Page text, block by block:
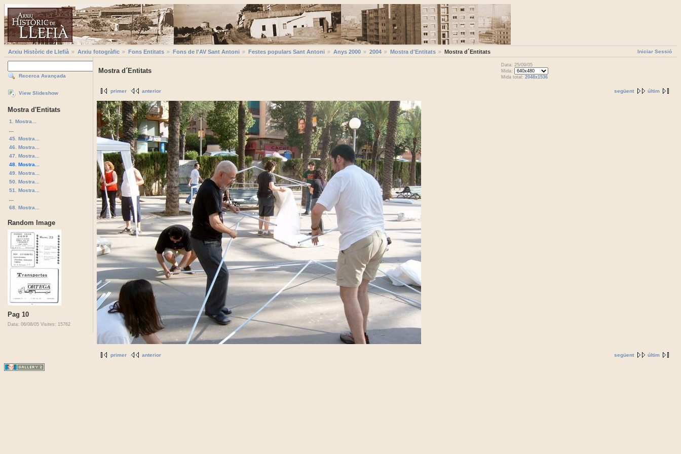
Iniciar Sessió
Arxiu Històric de Llefià Arxiu fotogràfic Fons Entitats Fons de l'AV Sant Antoni Festes populars Sant Antoni Anys 2000 2004 Mostra d'Entitats Mostra d´Entitats
Recerca Avançada
View Slideshow
Mostra d'Entitats
1. Mostra...
45. Mostra...
46. Mostra...
47. Mostra...
48. Mostra...
49. Mostra...
50. Mostra...
51. Mostra...
68. Mostra...
Random Image
Pag 10
Data: 06/08/05 Visites: 15762
Mostra d´Entitats
Data: 25/09/05
Mida:
Mida total: 2048x1536
següent últim
primer anterior
següent últim
primer anterior